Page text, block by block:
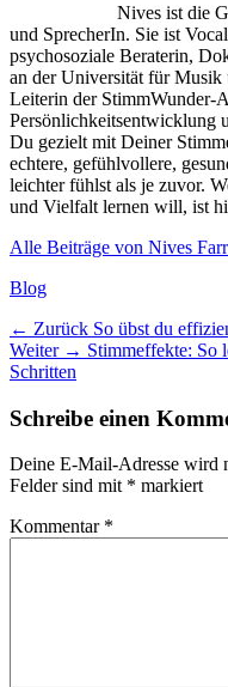
Nives ist die
und SprecherIn. Sie ist
psychosoziale Beraterin,
an der Universität für Musik
Leiterin der StimmWunder-
Persönlichkeitsentwicklung
Du gezielt mit Deiner
echtere, gefühlvollere,
leichter fühlst als je zuvor.
und Vielfalt lernen will, ist
Alle Beiträge von Nives
Kategorien
Blog
← Zurück Vorheriger
Beitrag:
So übst du
Weiter → Nächster
Stimmeffekte: So
Schritten
Schreibe einen
Deine E-Mail-Adresse wird
Felder sind mit * markiert
Kommentar *